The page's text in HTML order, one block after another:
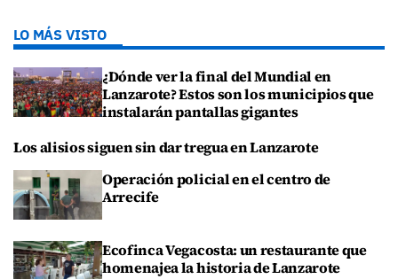
LO MÁS VISTO
¿Dónde ver la final del Mundial en
Lanzarote? Estos son los municipios que
instalarán pantallas gigantes
Los alisios siguen sin dar tregua en Lanzarote
Operación policial en el centro de
Arrecife
Ecofinca Vegacosta: un restaurante que
homenajea la historia de Lanzarote